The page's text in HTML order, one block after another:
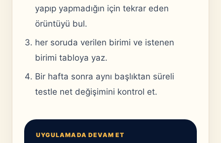
yapıp yapmadığın için tekrar eden
örüntüyü bul.
her soruda verilen birimi ve istenen
birimi tabloya yaz.
Bir hafta sonra aynı başlıktan süreli
testle net değişimini kontrol et.
UYGULAMADA DEVAM ET